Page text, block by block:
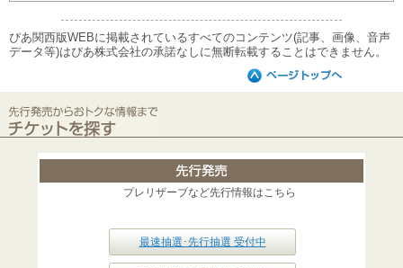
ぴあ関西版WEBに掲載されているすべてのコンテンツ(記事、画像、音声
データ等)はぴあ株式会社の承諾なしに無断転載することはできません。
プレリザーブなど先行情報はこちら
最速抽選･先行抽選 受付中